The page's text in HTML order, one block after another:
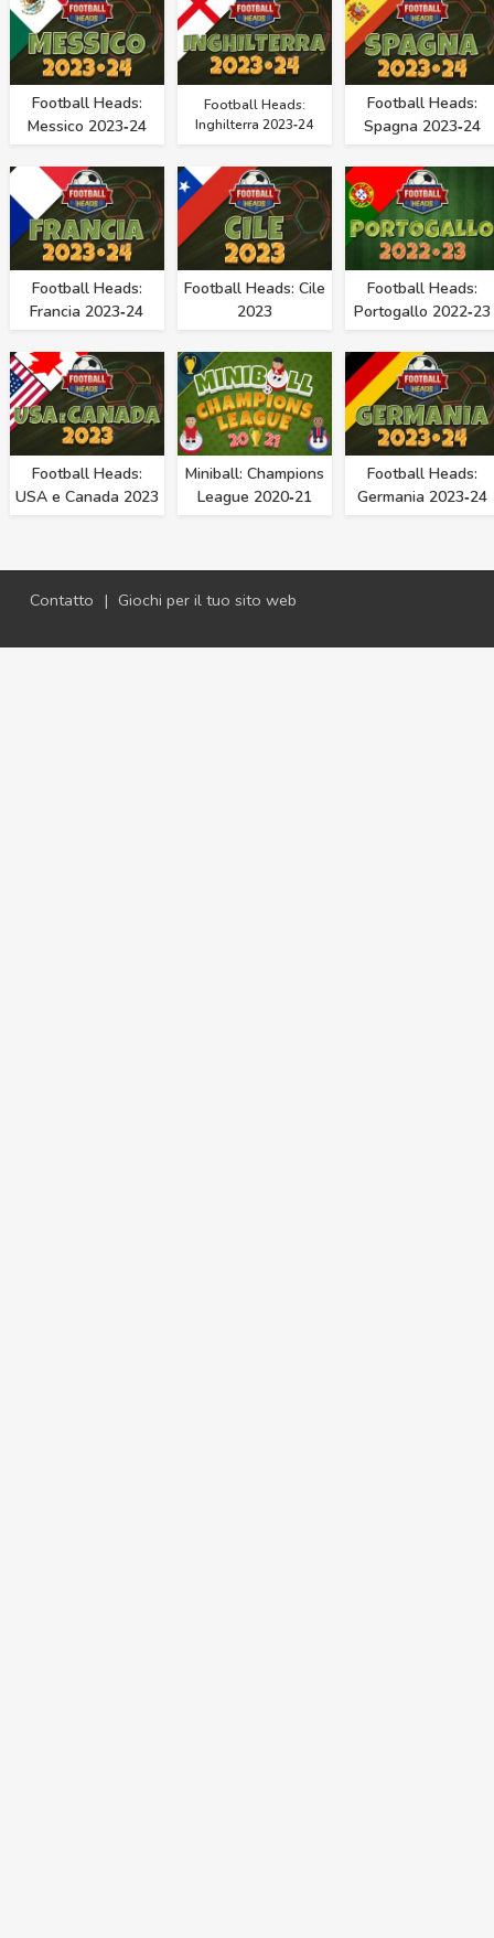
Football Heads:
Messico 2023‑24
Football Heads:
Inghilterra 2023‑24
Football Heads:
Spagna 2023‑24
Football Heads:
Francia 2023‑24
Football Heads: Cile
2023
Football Heads:
Portogallo 2022‑23
Football Heads:
USA e Canada 2023
Miniball: Champions
League 2020‑21
Football Heads:
Germania 2023‑24
Contatto | Giochi per il tuo sito web